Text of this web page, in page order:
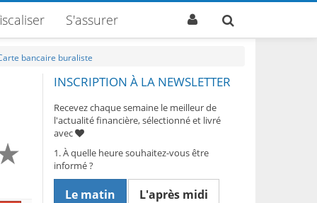
S'assurer
bancaire buraliste
INSCRIPTION À LA NEWSLETTER
Recevez chaque semaine le meilleur de
l'actualité financière, sélectionné et livré
avec
1. À quelle heure souhaitez-vous être
informé ?
Le matin L'après midi